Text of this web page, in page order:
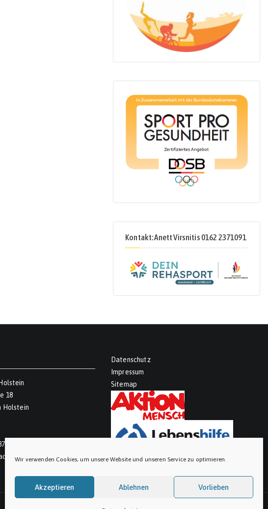
Wir verwenden Cookies, um unsere Website und unseren Service zu optimieren.
Akzeptieren Ablehnen Vorlieben
Kontakt: Anett Virsnitis 0162 2371091
18
Holstein
Datenschutz
Impressum
Sitemap